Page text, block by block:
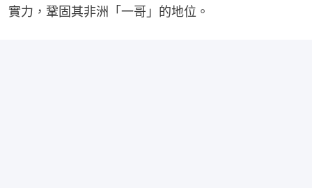
實力，鞏固其非洲「一哥」的地位。